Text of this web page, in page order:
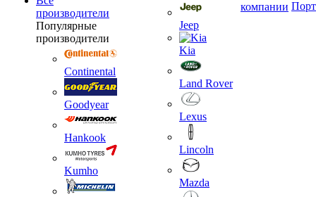
производители
Популярные
производители
Continental
Goodyear
Hankook
Kumho
Jeep
Kia
Land Rover
Lexus
Lincoln
Mazda
компании